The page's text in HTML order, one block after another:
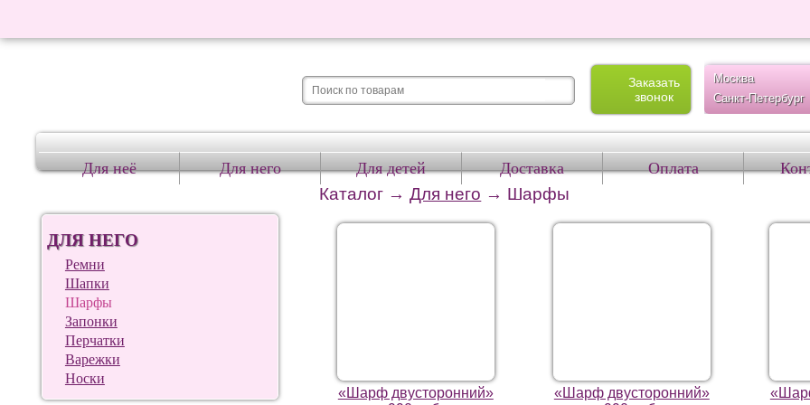
Заказать
звонок
Москва
Санкт-Петербург
Для неё Для него Для детей Доставка Оплата
ДЛЯ НЕГО
Ремни
Шапки
Шарфы
Запонки
Перчатки
Варежки
Носки
Каталог →Для него → Шарфы
«Шарф двусторонний»
«Шарф двусторонний»